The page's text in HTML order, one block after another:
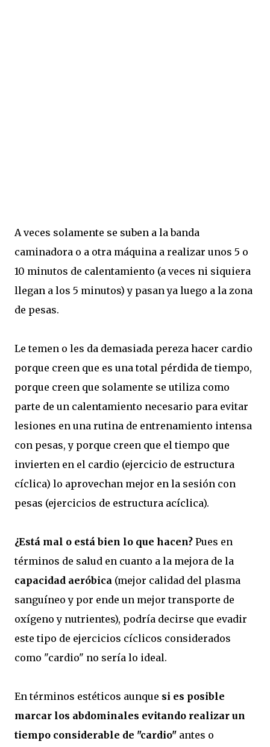
A veces solamente se suben a la banda
caminadora o a otra máquina a realizar unos 5 o
10 minutos de calentamiento (a veces ni siquiera
llegan a los 5 minutos) y pasan ya luego a la zona
de pesas.
Le temen o les da demasiada pereza hacer cardio
porque creen que es una total pérdida de tiempo,
porque creen que solamente se utiliza como
parte de un calentamiento necesario para evitar
lesiones en una rutina de entrenamiento intensa
con pesas, y porque creen que el tiempo que
invierten en el cardio (ejercicio de estructura
cíclica) lo aprovechan mejor en la sesión con
pesas (ejercicios de estructura acíclica).
¿Está mal o está bien lo que hacen? Pues en
términos de salud en cuanto a la mejora de la
capacidad aeróbica (mejor calidad del plasma
sanguíneo y por ende un mejor transporte de
oxígeno y nutrientes), podría decirse que evadir
este tipo de ejercicios cíclicos considerados
como "cardio" no sería lo ideal.
En términos estéticos aunque si es posible
marcar los abdominales evitando realizar un
tiempo considerable de "cardio" antes o